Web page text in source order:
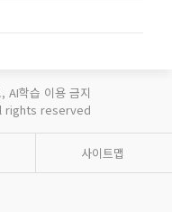
AI학습 이용 금지
rights reserved
사이트맵